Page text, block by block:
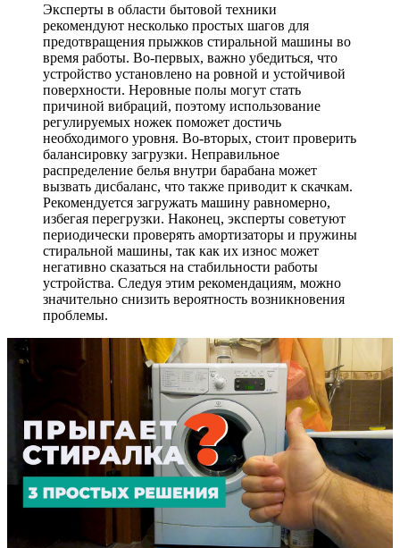
Эксперты в области бытовой техники
рекомендуют несколько простых шагов для
предотвращения прыжков стиральной машины во
время работы. Во-первых, важно убедиться, что
устройство установлено на ровной и устойчивой
поверхности. Неровные полы могут стать
причиной вибраций, поэтому использование
регулируемых ножек поможет достичь
необходимого уровня. Во-вторых, стоит проверить
балансировку загрузки. Неправильное
распределение белья внутри барабана может
вызвать дисбаланс, что также приводит к скачкам.
Рекомендуется загружать машину равномерно,
избегая перегрузки. Наконец, эксперты советуют
периодически проверять амортизаторы и пружины
стиральной машины, так как их износ может
негативно сказаться на стабильности работы
устройства. Следуя этим рекомендациям, можно
значительно снизить вероятность возникновения
проблемы.